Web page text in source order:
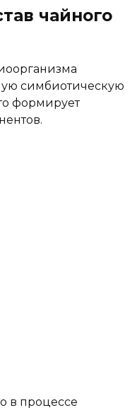
чайного
симбиотическую
формирует
в процессе